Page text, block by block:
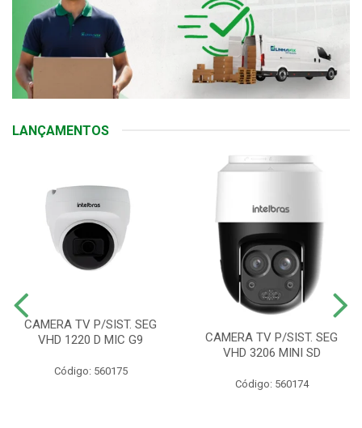
LANÇAMENTOS
CAMERA TV P/SIST. SEG
VHD 1220 D MIC G9
Código: 560175
CAMERA TV P/SIST. SEG
VHD 3206 MINI SD
Código: 560174